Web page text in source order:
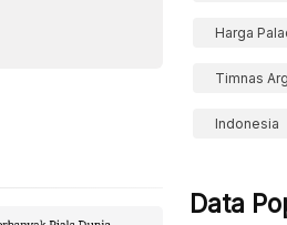
Harga
Timnas
Indonesia
Data